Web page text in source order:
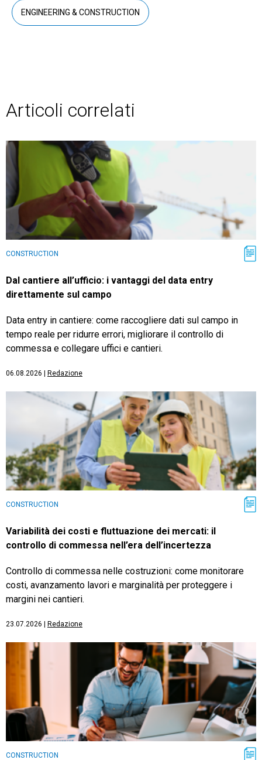
ENGINEERING & CONSTRUCTION
Articoli correlati
CONSTRUCTION
Dal cantiere all’ufficio: i vantaggi del data entry
direttamente sul campo
Data entry in cantiere: come raccogliere dati sul campo in
tempo reale per ridurre errori, migliorare il controllo di
commessa e collegare uffici e cantieri.
06.08.2026 Redazione
CONSTRUCTION
Variabilità dei costi e fluttuazione dei mercati: il
controllo di commessa nell’era dell’incertezza
Controllo di commessa nelle costruzioni: come monitorare
costi, avanzamento lavori e marginalità per proteggere i
margini nei cantieri.
23.07.2026 Redazione
CONSTRUCTION